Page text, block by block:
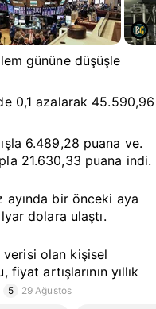
gününe düşüşle
0,1 azalarak 45.590,96
6.489,28 puana ve.
21.630,33 puana indi.
ayında bir önceki aya
dolara ulaştı.
verisi olan kişisel
artışlarının yıllık
5 29 Ağustos